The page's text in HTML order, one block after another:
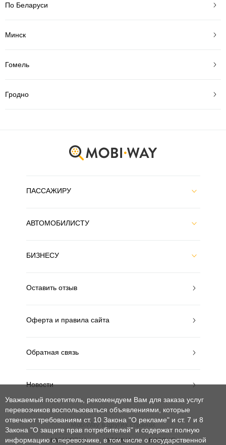
По Беларуси
Минск
Гомель
Гродно
ПАССАЖИРУ
АВТОМОБИЛИСТУ
БИЗНЕСУ
Оставить отзыв
Оферта и правила сайта
Обратная связь
Новости
MobiWay в других странах
КАЗАХСТАН УКРАИНА РОССИЯ
Уважаемый посетитель, рекомендуем Вам для заказа услуг
перевозчиков воспользоваться объявлениями, которые
отвечают требованиям ст. 10 Закона "О рекламе" и ст. 7 и 8
Закона "О защите прав потребителей" и содержат полную
информацию о перевозчике, в том числе о государственной